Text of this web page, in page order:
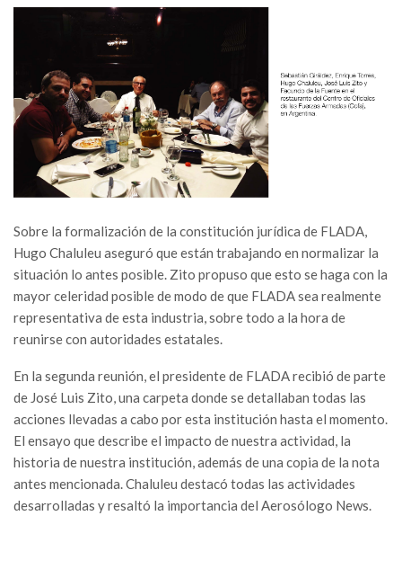
Sobre la formalización de la constitución jurídica de FLADA,
Hugo Chaluleu aseguró que están trabajando en normalizar la
situación lo antes posible. Zito propuso que esto se haga con la
mayor celeridad posible de modo de que FLADA sea realmente
representativa de esta industria, sobre todo a la hora de
reunirse con autoridades estatales.
En la segunda reunión, el presidente de FLADA recibió de parte
de José Luis Zito, una carpeta donde se detallaban todas las
acciones llevadas a cabo por esta institución hasta el momento.
El ensayo que describe el impacto de nuestra actividad, la
historia de nuestra institución, además de una copia de la nota
antes mencionada. Chaluleu destacó todas las actividades
desarrolladas y resaltó la importancia del Aerosólogo News.